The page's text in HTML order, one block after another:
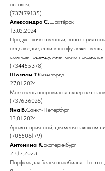
остался.
(737479135)
Александра С.Шахтёрск
13.02.2024
Продукт качественный, запах
неделю-две, если в шкафу лежит
смягчает одежду, мне таким показался
(734455378)
Шолпан Т.Кызылорда
27.01.2024
Мне очень понравилься супер нет
(737636026)
Яна В.Санкт-Петербург
13.01.2024
Аромат приятный, для меня слишком
(705506179)
Антонина К.Екатеринбург
23.12.2023
Парфюм для белья полюбился. Но